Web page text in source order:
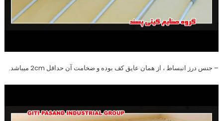
– جنس درز انبساط ، از همان عایق کف بوده و ضخامت آن حداقل 2cm میباشد.